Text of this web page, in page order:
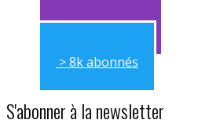
> 11k abonnés
> 8k abonnés
S'abonner à la newsletter